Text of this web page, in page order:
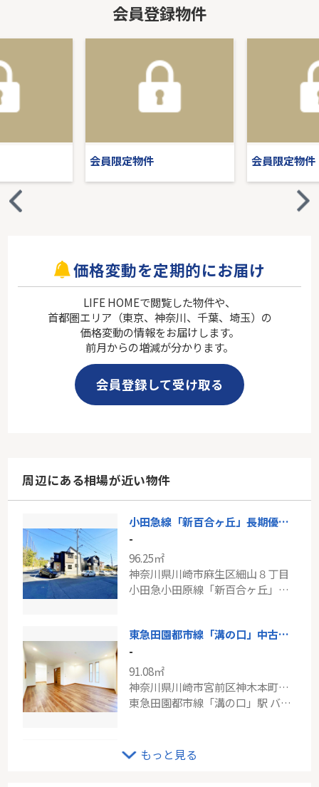
会員登録物件
会員限定物件 会員限定物件
価格変動を定期的にお届け
LIFE HOMEで閲覧した物件や、
首都圏エリア（東京、神奈川、千葉、埼玉）の
価格変動の情報をお届けします。
前月からの増減が分かります。
会員登録して受け取る
周辺にある相場が近い物件
小田急線「新百合ヶ丘」長期優良住宅 新築戸建て
-
96.25㎡
神奈川県川崎市麻生区細山８丁目
小田急小田原線「新百合ヶ丘」駅 バス16分 「千代ヶ丘9丁目」 停歩8分
東急田園都市線「溝の口」中古戸建
-
91.08㎡
神奈川県川崎市宮前区神木本町４丁目
東急田園都市線「溝の口」駅 バス10分 「神木本町」 停歩5分
-
もっと見る